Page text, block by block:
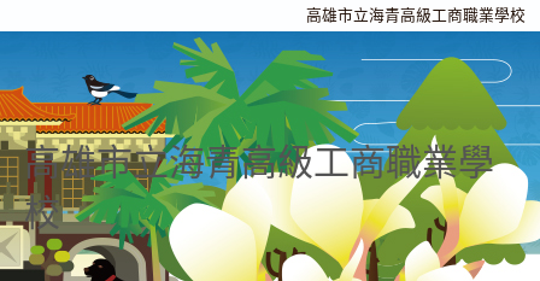
高雄市立海青高級工商職業學校
高雄市立海青高級工商職業學
校